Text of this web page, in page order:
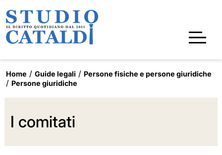
Home Guide legali
Persone fisiche e persone giuridiche
Persone giuridiche
I comitati